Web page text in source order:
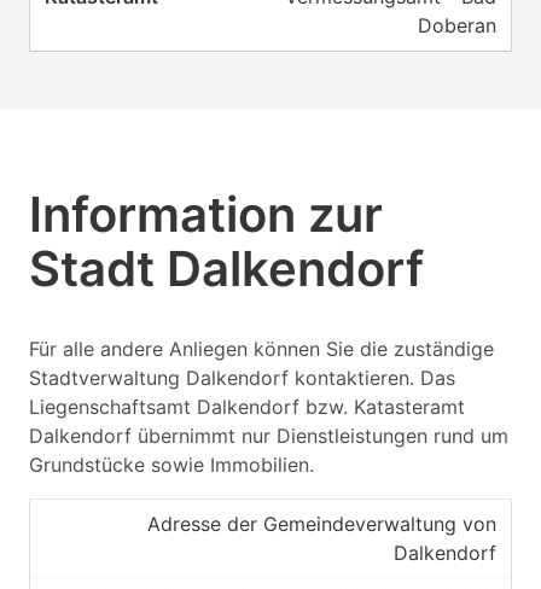
Doberan
Information zur
Stadt Dalkendorf
Für alle andere Anliegen können Sie die zuständige
Stadtverwaltung Dalkendorf kontaktieren. Das
Liegenschaftsamt Dalkendorf bzw. Katasteramt
Dalkendorf übernimmt nur Dienstleistungen rund um
Grundstücke sowie Immobilien.
Adresse der Gemeindeverwaltung von
Dalkendorf